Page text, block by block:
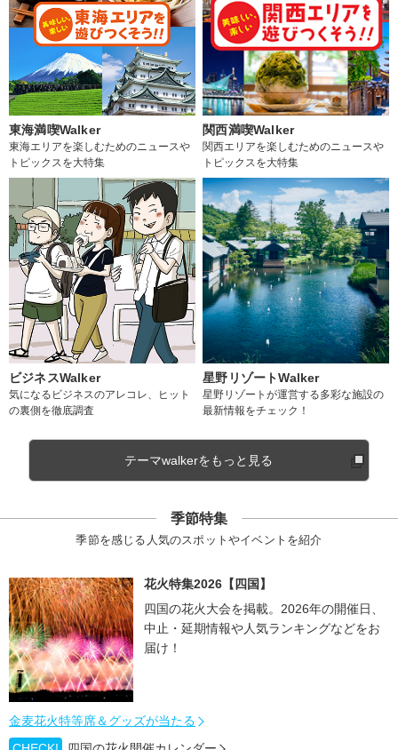
東海満喫Walker
東海エリアを楽しむためのニュースや
トピックスを大特集
関西満喫Walker
関西エリアを楽しむためのニュースや
トピックスを大特集
ビジネスWalker
気になるビジネスのアレコレ、ヒット
の裏側を徹底調査
星野リゾートWalker
星野リゾートが運営する多彩な施設の
最新情報をチェック！
テーマwalkerをもっと見る
季節特集
季節を感じる人気のスポットやイベントを紹介
花火特集2026【四国】
四国の花火大会を掲載。2026年の開催日、
中止・延期情報や人気ランキングなどをお
届け！
金麦花火特等席＆グッズが当たる